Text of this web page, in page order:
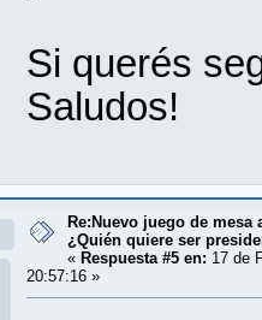
Si querés
Saludos!
Re:Nuevo juego de
¿Quién quiere ser
« Respuesta #5 en: 17 de
20:57:16 »